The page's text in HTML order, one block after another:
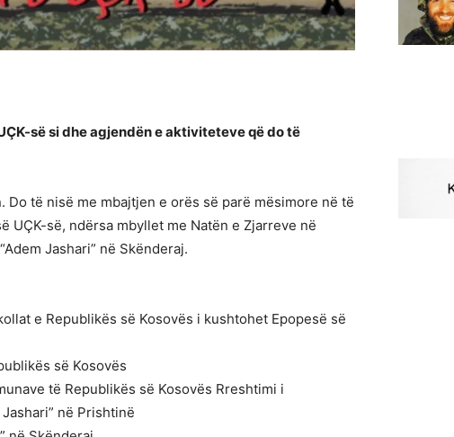
së si dhe agjendën e aktiviteteve që do të
të nisë me mbajtjen e orës së parë mësimore në të
UÇK-së, ndërsa mbyllet me Natën e Zjarreve në
Jashari” në Skënderaj.
e Republikës së Kosovës i kushtohet Epopesë së
së Kosovës
të Republikës së Kosovës Rreshtimi i
në Prishtinë